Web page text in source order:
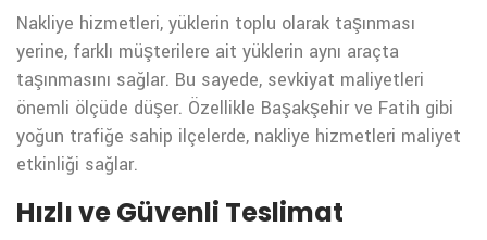
Nakliye hizmetleri, yüklerin toplu olarak taşınması
yerine, farklı müşterilere ait yüklerin aynı araçta
taşınmasını sağlar. Bu sayede, sevkiyat maliyetleri
önemli ölçüde düşer. Özellikle Başakşehir ve Fatih gibi
yoğun trafiğe sahip ilçelerde, nakliye hizmetleri maliyet
etkinliği sağlar.
Hızlı ve Güvenli Teslimat